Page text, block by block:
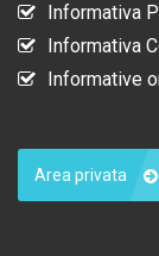
Informativa
Informativa
Informative
Area privata